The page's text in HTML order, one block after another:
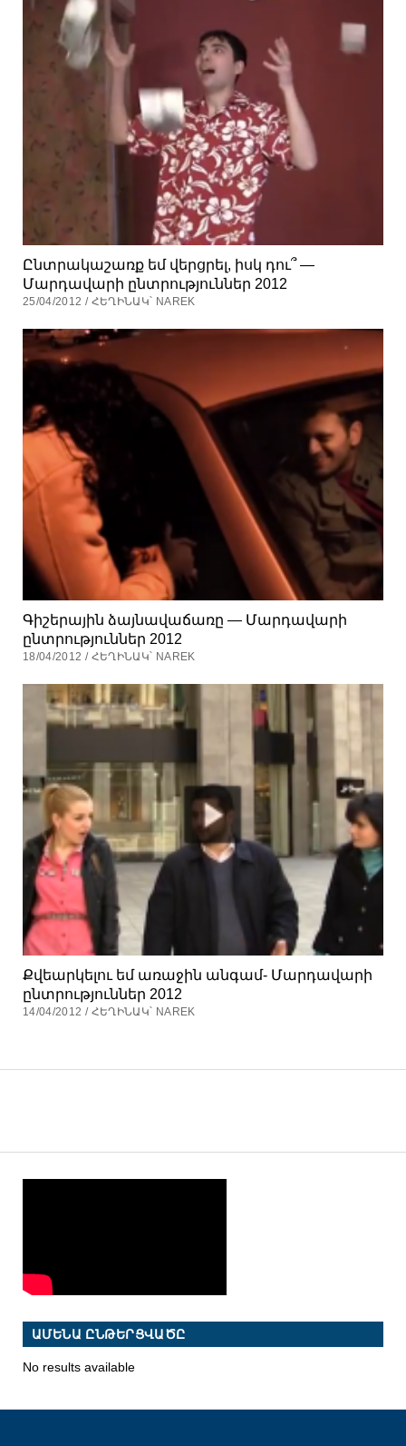
Ընտրակաշառք եմ վերցրել, իսկ դու՞ —
Մարդավարի ընտրություններ 2012
25/04/2012 / ՀԵՂԻՆԱԿ՝ NAREK
Գիշերային ձայնավաճառը — Մարդավարի
ընտրություններ 2012
18/04/2012 / ՀԵՂԻՆԱԿ՝ NAREK
Քվեարկելու եմ առաջին անգամ- Մարդավարի
ընտրություններ 2012
14/04/2012 / ՀԵՂԻՆԱԿ՝ NAREK
ԱՄԵՆԱ ԸՆԹԵՐՑՎԱԾԸ
No results available